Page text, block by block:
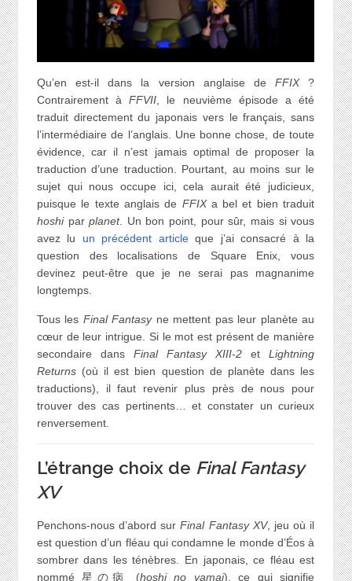
Qu’en est-il dans la version anglaise de FFIX?
Contrairement àFFVII , le neuvième épisode a été
traduit directement du japonais vers le français, sans
l’intermédiaire de l’anglais. Une bonne chose, de toute
évidence, car il n’est jamais optimal de proposer la
traduction d’une traduction. Pourtant, au moins sur le
sujet qui nous occupe ici, cela aurait été judicieux,
puisque le texte anglais de FFIXa bel et bien traduit
hoshiparplanet. Un bon point, pour sûr, mais si vous
avez lu un précédent articleque j’ai consacré à la
question des localisations de Square Enix, vous
devinez peut-être que je ne serai pas magnanime
longtemps.
Tous les Final Fantasyne mettent pas leur planète au
cœur de leur intrigue. Si le mot est présent de manière
secondaire dans Final Fantasy XIII-2 etLightning
Returns(où il est bien question de planète dans les
traductions), il faut revenir plus près de nous pour
trouver des cas pertinents… et constater un curieux
renversement.
L’étrange choix de Final Fantasy
XV
Penchons-nous d’abord surFinal Fantasy XV, jeu où il
est question d’un fléau qui condamne le monde d’Éos à
sombrer dans les ténèbres. En japonais, ce fléau est
nommé 星の病 (hoshi no yamai), ce qui signifie